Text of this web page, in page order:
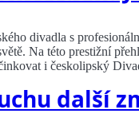
divadla s
Na této prestižní
i českolipský
další